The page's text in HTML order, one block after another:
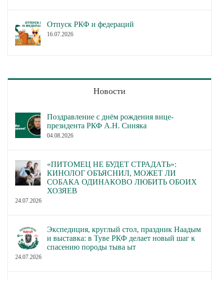
Отпуск РКФ и федераций
16.07.2026
Новости
Поздравление с днём рождения вице-
президента РКФ А.Н. Синяка
04.08.2026
«ПИТОМЕЦ НЕ БУДЕТ СТРАДАТЬ»:
КИНОЛОГ ОБЪЯСНИЛ, МОЖЕТ ЛИ
СОБАКА ОДИНАКОВО ЛЮБИТЬ ОБОИХ
ХОЗЯЕВ
24.07.2026
Экспедиция, круглый стол, праздник Наадым
и выставка: в Туве РКФ делает новый шаг к
спасению породы тыва ыт
24.07.2026